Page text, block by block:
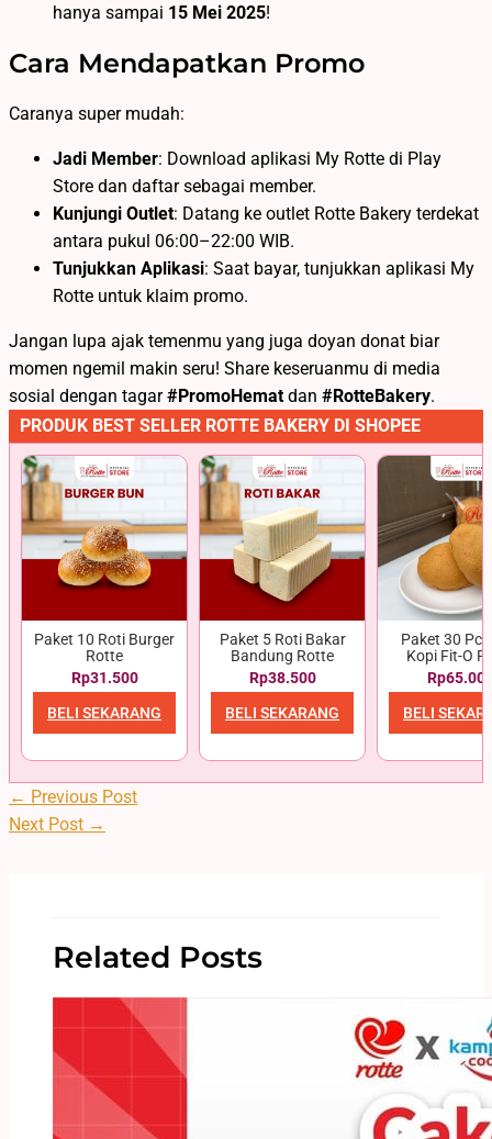
hanya sampai 15 Mei 2025!
Cara Mendapatkan Promo
Caranya super mudah:
Jadi Member: Download aplikasi My Rotte di Play
Store dan daftar sebagai member.
Kunjungi Outlet: Datang ke outlet Rotte Bakery terdekat
antara pukul 06:00–22:00 WIB.
Tunjukkan Aplikasi: Saat bayar, tunjukkan aplikasi My
Rotte untuk klaim promo.
Jangan lupa ajak temenmu yang juga doyan donat biar
momen ngemil makin seru! Share keseruanmu di media
sosial dengan tagar#PromoHematdan #RotteBakery.
PRODUK BEST SELLER ROTTE BAKERY DI SHOPEE
Paket 10 Roti Burger
Rotte
Rp31.500
BELI SEKARANG
Paket 5 Roti Bakar
Bandung Rotte
Rp38.500
BELI SEKARANG
Paket 30
Kopi Fit-O
BELI
← Previous Post
Next Post →
Related Posts